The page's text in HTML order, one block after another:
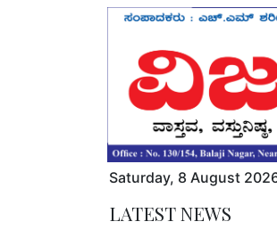
Saturday, 8 August
LATEST NEWS